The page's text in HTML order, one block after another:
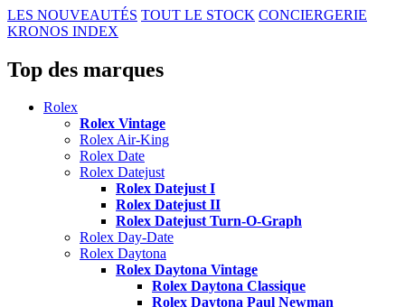
LES NOUVEAUTÉS TOUT LE STOCK CONCIERGERIE
KRONOS INDEX
Top des marques
Rolex
Rolex Vintage
Rolex Air-King
Rolex Date
Rolex Datejust
Rolex Datejust I
Rolex Datejust II
Rolex Datejust Turn-O-Graph
Rolex Day-Date
Rolex Daytona
Rolex Daytona Vintage
Rolex Daytona Classique
Rolex Daytona Paul Newman